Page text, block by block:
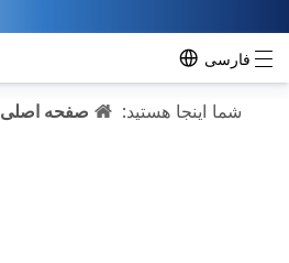
فارسی
شما اینجا هستید: صفحه اصلی